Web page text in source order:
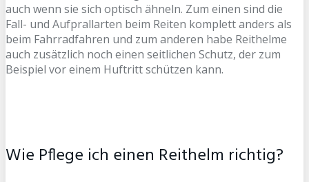
auch wenn sie sich optisch ähneln. Zum einen sind die
Fall- und Aufprallarten beim Reiten komplett anders als
beim Fahrradfahren und zum anderen habe Reithelme
auch zusätzlich noch einen seitlichen Schutz, der zum
Beispiel vor einem Huftritt schützen kann.
Wie Pflege ich einen Reithelm richtig?